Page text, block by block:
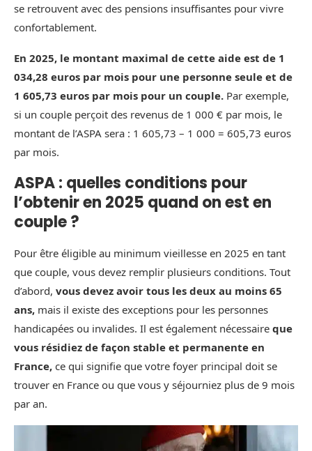
se retrouvent avec des pensions insuffisantes pour vivre
confortablement.
En 2025, le montant maximal de cette aide est de 1
034,28 euros par mois pour une personne seule et de
1 605,73 euros par mois pour un couple. Par exemple,
si un couple perçoit des revenus de 1 000 € par mois, le
montant de l’ASPA sera : 1 605,73 – 1 000 = 605,73 euros
par mois.
ASPA : quelles conditions pour
l’obtenir en 2025 quand on est en
couple ?
Pour être éligible au minimum vieillesse en 2025 en tant
que couple, vous devez remplir plusieurs conditions. Tout
d’abord, vous devez avoir tous les deux au moins 65
ans, mais il existe des exceptions pour les personnes
handicapées ou invalides. Il est également nécessaire que
vous résidiez de façon stable et permanente en
France, ce qui signifie que votre foyer principal doit se
trouver en France ou que vous y séjourniez plus de 9 mois
par an.